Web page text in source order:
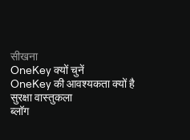
सीखना
OneKey क्यों चुनें
OneKey की आवश्यकता क्यों है
सुरक्षा वास्तुकला
ब्लॉग